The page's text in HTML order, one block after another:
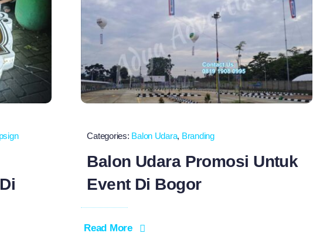
Categories: Balon Udara, Branding
Balon Udara Promosi Untuk
Event Di Bogor
Read More